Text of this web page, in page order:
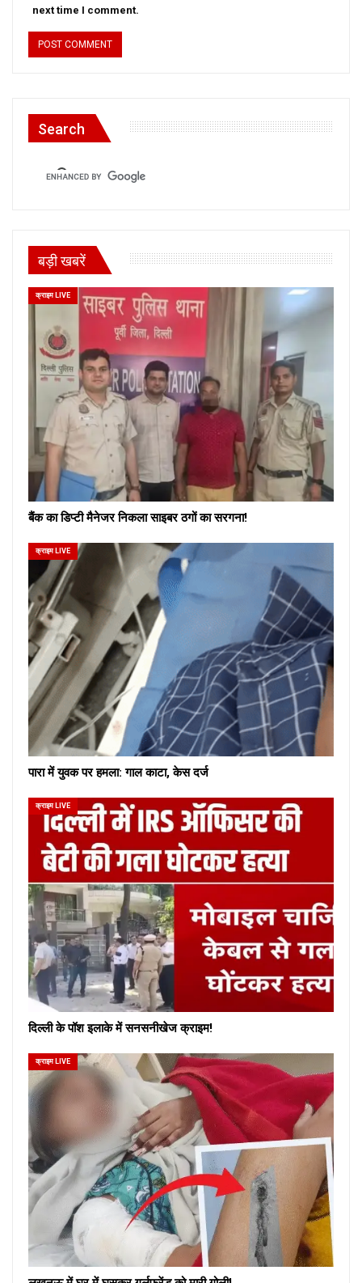
next time I comment.
Search
बड़ी खबरें
क्राइम LIVE
बैंक का डिप्टी मैनेजर निकला साइबर ठगों का सरगना!
क्राइम LIVE
पारा में युवक पर हमला: गाल काटा, केस दर्ज
क्राइम LIVE
दिल्ली के पॉश इलाके में सनसनीखेज क्राइम!
क्राइम LIVE